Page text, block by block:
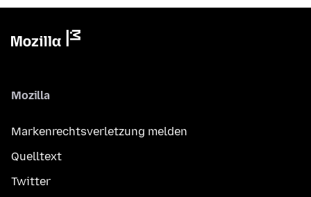
Mozilla
Markenrechtsverletzung melden
Quelltext
Twitter